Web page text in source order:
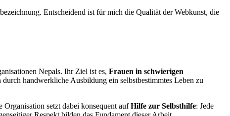
Entscheidend ist für mich die Qualität der Webkunst, die
Nepals. Ihr Ziel ist es, Frauen in schwierigen
handwerkliche Ausbildung ein selbstbestimmtes Leben zu
setzt dabei konsequent aufHilfe zur Selbsthilfe: Jede